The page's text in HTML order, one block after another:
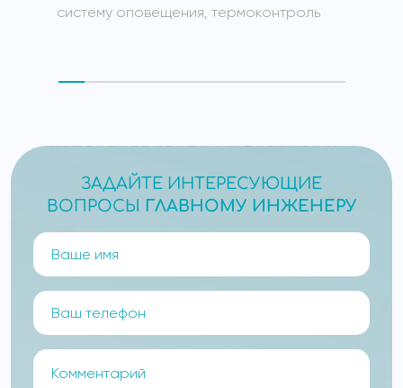
систему оповещения, термоконтроль
ЗАДАЙТЕ ИНТЕРЕСУЮЩИЕ
ВОПРОСЫ ГЛАВНОМУ ИНЖЕНЕРУ